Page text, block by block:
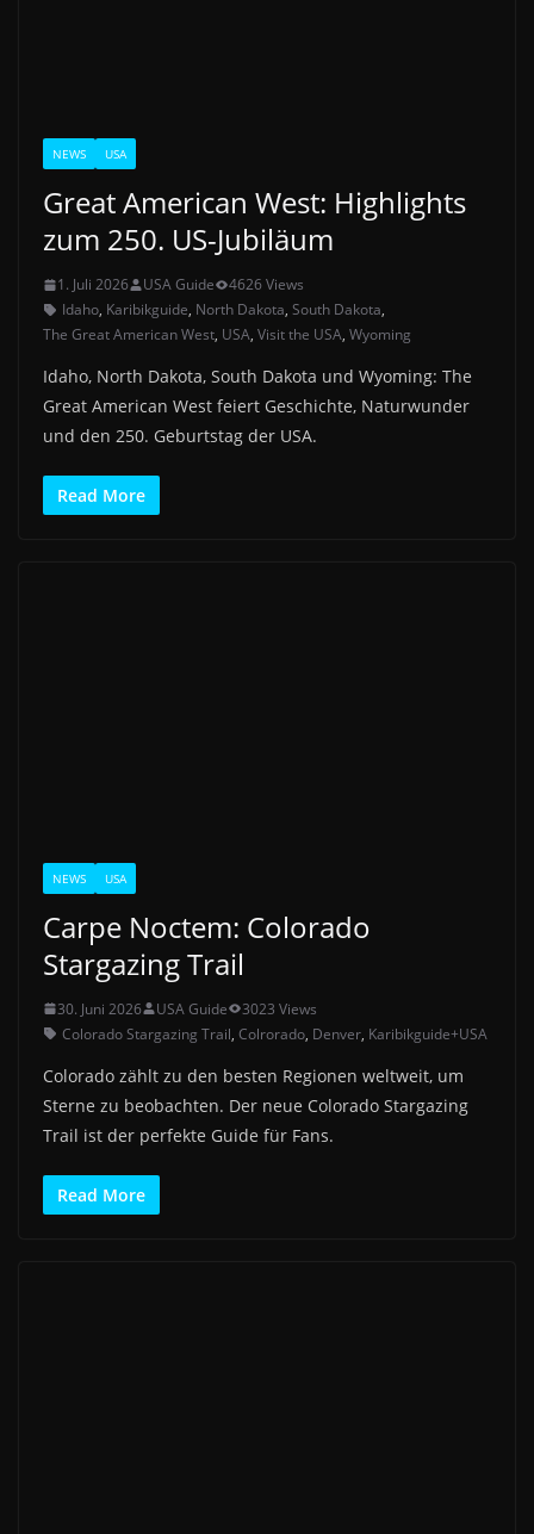
NEWS USA
Great American West: Highlights
zum 250. US-Jubiläum
1. Juli 2026 USA Guide
4626 Views
Idaho, Karibikguide, North Dakota, South Dakota,
The Great American West, USA, Visit the USA, Wyoming
Idaho, North Dakota, South Dakota und Wyoming: The
Great American West feiert Geschichte, Naturwunder
und den 250. Geburtstag der USA.
Read More
NEWS USA
Carpe Noctem: Colorado
Stargazing Trail
30. Juni 2026 USA Guide
3023 Views
Colorado Stargazing Trail, Colrorado, Denver, Karibikguide+USA
Colorado zählt zu den besten Regionen weltweit, um
Sterne zu beobachten. Der neue Colorado Stargazing
Trail ist der perfekte Guide für Fans.
Read More